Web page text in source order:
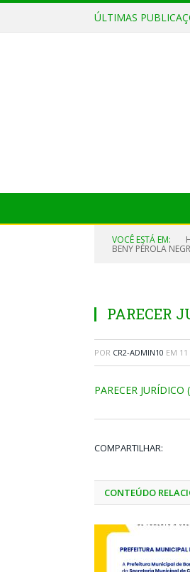
ÚLTIMAS
VOCÊ ESTÁ EM:
BENY PÉROLA
PARECER
POR CR2-ADMIN10 EM 11
PARECER JURÍDICO
COMPARTILHAR:
CONTEÚDO